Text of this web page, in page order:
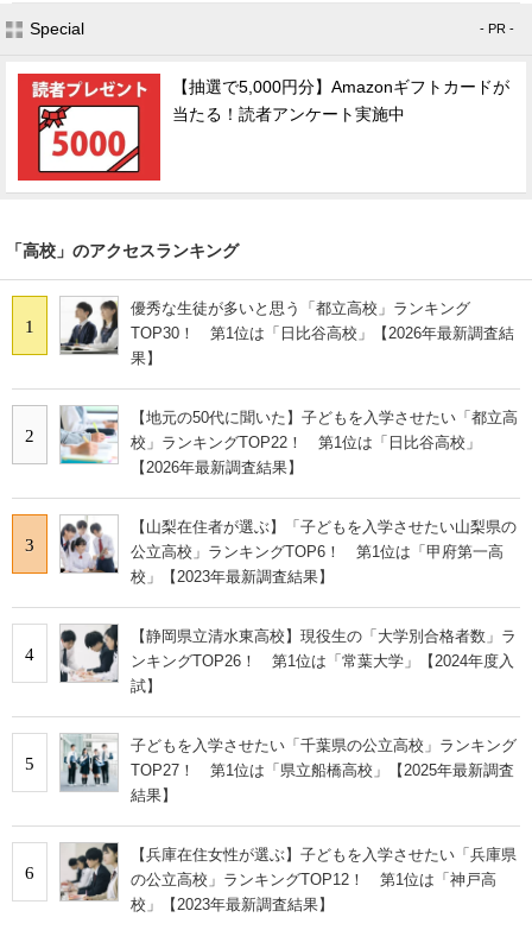
Special - PR -
【抽選で5,000円分】Amazonギフトカードが
当たる！読者アンケート実施中
「高校」のアクセスランキング
1
優秀な生徒が多いと思う「都立高校」ランキング
TOP30！ 第1位は「日比谷高校」【2026年最新調査結
果】
2
【地元の50代に聞いた】子どもを入学させたい「都立高
校」ランキングTOP22！ 第1位は「日比谷高校」
【2026年最新調査結果】
3
【山梨在住者が選ぶ】「子どもを入学させたい山梨県の
公立高校」ランキングTOP6！ 第1位は「甲府第一高
校」【2023年最新調査結果】
4
【静岡県立清水東高校】現役生の「大学別合格者数」ラ
ンキングTOP26！ 第1位は「常葉大学」【2024年度入
試】
5
子どもを入学させたい「千葉県の公立高校」ランキング
TOP27！ 第1位は「県立船橋高校」【2025年最新調査
結果】
6
【兵庫在住女性が選ぶ】子どもを入学させたい「兵庫県
の公立高校」ランキングTOP12！ 第1位は「神戸高
校」【2023年最新調査結果】